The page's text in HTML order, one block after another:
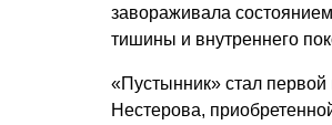
завораживала
тишины и внутреннего
«Пустынник» стал первой
Нестерова,